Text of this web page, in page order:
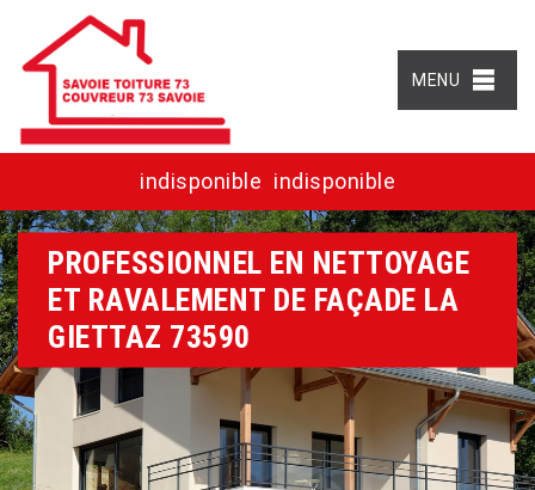
MENU
indisponible indisponible
PROFESSIONNEL EN NETTOYAGE
ET RAVALEMENT DE FAÇADE LA
GIETTAZ 73590